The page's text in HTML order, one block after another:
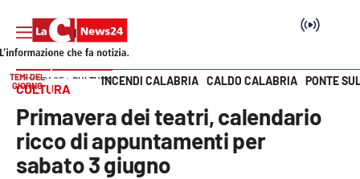
SEZIONI
Cronaca
Vai
TEMI DEL
GIORNO
INCENDI CALABRIA CALDO CALABRIA PONTE
HOME PAGE CULTURA
CULTURA
Primavera dei teatri, calendario
ricco di appuntamenti per
sabato 3 giugno